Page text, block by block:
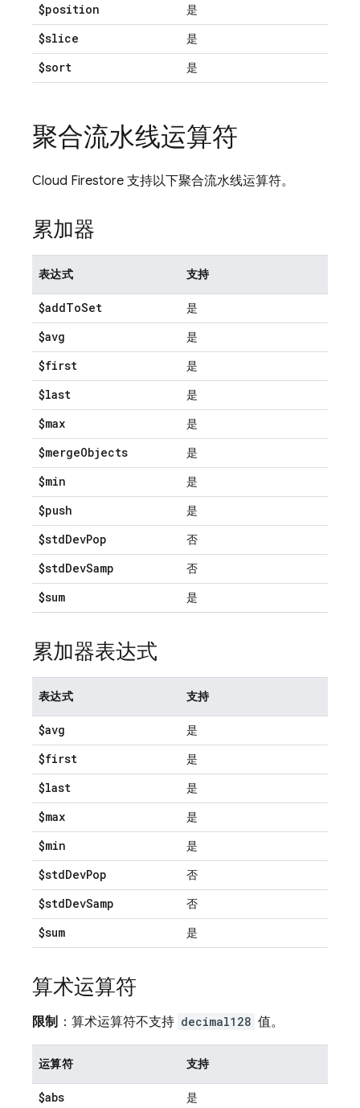
$position 是
$slice 是
$sort 是
聚合流水线运算符
Cloud Firestore 支持以下聚合流水线运算符。
累加器
表达式 支持
$addToSet 是
$avg 是
$first 是
$last 是
$max 是
$mergeObjects 是
$min 是
$push 是
$stdDevPop 否
$stdDevSamp 否
$sum 是
累加器表达式
表达式 支持
$avg 是
$first 是
$last 是
$max 是
$min 是
$stdDevPop 否
$stdDevSamp 否
$sum 是
算术运算符
限制 ：算术运算符不支持 decimal128 值。
运算符 支持
$abs 是